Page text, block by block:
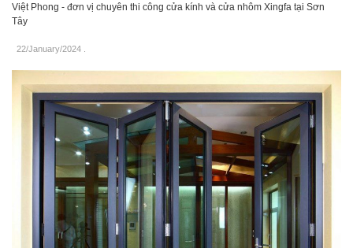
Việt Phong - đơn vị chuyên thi công cửa kính và cửa nhôm Xingfa tại Sơn
Tây
22/January/2024